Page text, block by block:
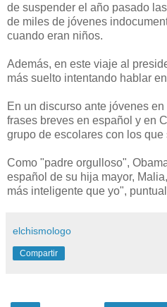
de suspender el año pasado
de miles de jóvenes
cuando eran niños.
Además, en este viaje al
más suelto intentando hablar
En un discurso ante jóvenes
frases breves en español y en
grupo de escolares con los que
Como "padre orgulloso",
español de su hija mayor,
más inteligente que yo",
elchismologo
Compartir